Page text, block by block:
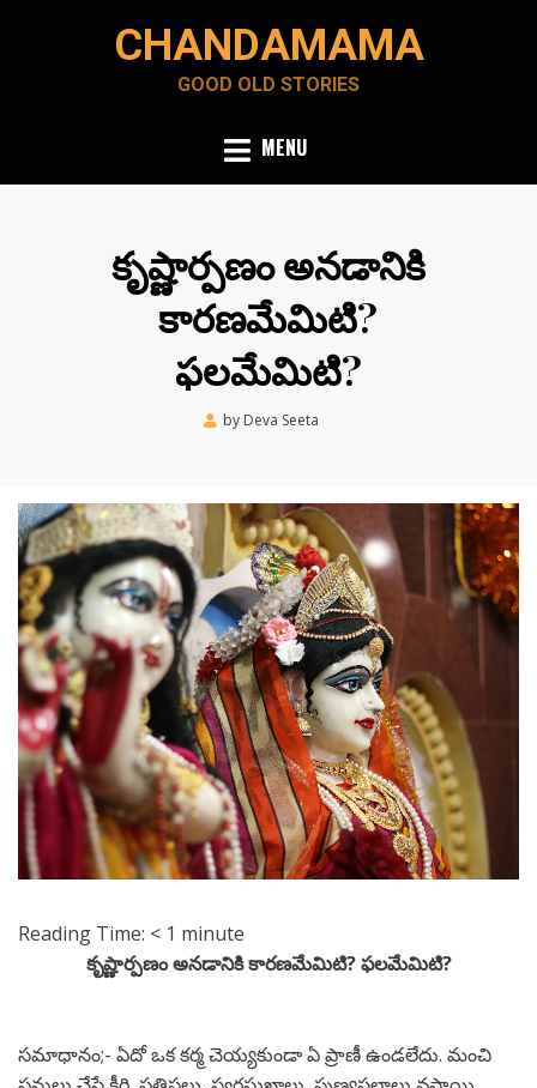
CHANDAMAMA
GOOD OLD STORIES
MENU
కృష్ణార్పణం అనడానికి
కారణమేమిటి?
ఫలమేమిటి?
by Deva Seeta
Reading Time: < 1 minute
కృష్ణార్పణం అనడానికి కారణమేమిటి? ఫలమేమిటి?
సమాధానం;- ఏదో ఒక కర్మ చెయ్యకుండా ఏ ప్రాణీ ఉండలేదు. మంచి